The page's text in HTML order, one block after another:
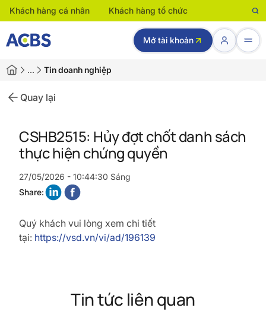
Khách hàng cá nhân Khách hàng tổ chức
Mở tài khoản
… Tin doanh nghiệp
Quay lại
CSHB2515: Hủy đợt chốt danh sách
thực hiện chứng quyền
27/05/2026 - 10:44:30 Sáng
Share:
Quý khách vui lòng xem chi tiết
tại: https://vsd.vn/vi/ad/196139
Tin tức liên quan